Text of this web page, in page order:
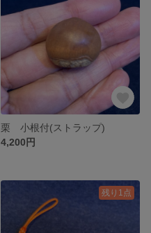
栗 小根付(ストラップ)
4,200円
残り1点